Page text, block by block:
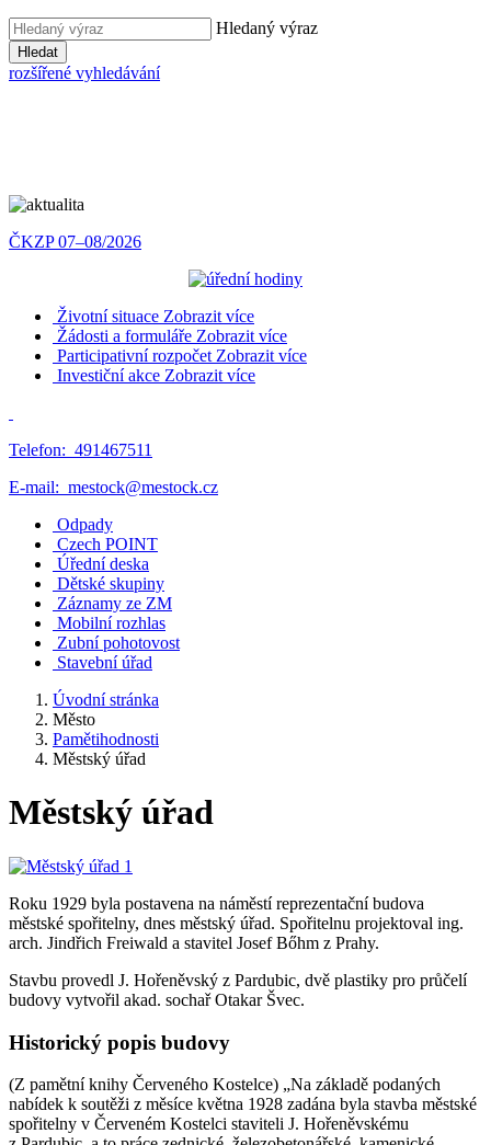
Hledaný výraz
Hledat
rozšířené vyhledávání
ČKZP 07–08/2026
Životní situace Zobrazit více
Žádosti a formuláře Zobrazit více
Participativní rozpočet Zobrazit více
Investiční akce Zobrazit více
Telefon: 491467511
E-mail: mestock@mestock.cz
Odpady
Czech POINT
Úřední deska
Dětské skupiny
Záznamy ze ZM
Mobilní rozhlas
Zubní pohotovost
Stavební úřad
Úvodní stránka
Město
Pamětihodnosti
Městský úřad
Městský úřad
Roku 1929 byla postavena na náměstí reprezentační budova
městské spořitelny, dnes městský úřad. Spořitelnu projektoval ing.
arch. Jindřich Freiwald a stavitel Josef Bőhm z Prahy.
Stavbu provedl J. Hořeněvský z Pardubic, dvě plastiky pro průčelí
budovy vytvořil akad. sochař Otakar Švec.
Historický popis budovy
(Z pamětní knihy Červeného Kostelce) „Na základě podaných
nabídek k soutěži z měsíce května 1928 zadána byla stavba městské
spořitelny v Červeném Kostelci staviteli J. Hořeněvskému